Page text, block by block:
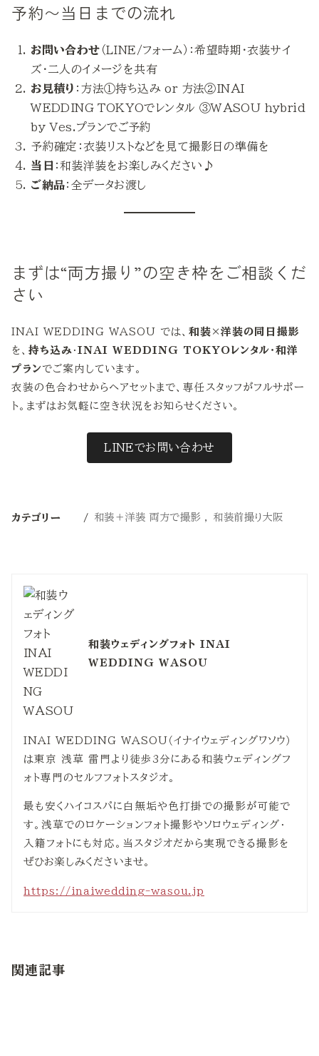
予約〜当日までの流れ
お問い合わせ （LINE/フォーム）：希望時期・衣装サイ
ズ・二人のイメージを共有
お見積り ：方法①持ち込み or 方法②INAI
WEDDING TOKYOでレンタル ③WASOU hybrid
by Ves.プランでご予約
予約確定：衣装リストなどを見て撮影日の準備を
当日 ：和装洋装をお楽しみください♪
ご納品：全データお渡し
まずは“両方撮り”の空き枠をご相談くだ
さい
INAI WEDDING WASOU では、 和装×洋装の同日撮影
を、 持ち込み ・ INAI WEDDING TOKYOレンタル・和洋
プラン でご案内しています。
衣装の色合わせからヘアセットまで、専任スタッフがフルサポー
ト。まずはお気軽に空き状況をお知らせください。
LINEでお問い合わせ
カテゴリー 和装＋洋装 両方で撮影 和装前撮り大阪
和装ウェディングフォト INAI
WEDDING WASOU
INAI WEDDING WASOU（イナイウェディングワソウ）
は東京 浅草 雷門より徒歩3分にある和装ウェディングフ
ォト専門のセルフフォトスタジオ。
最も安くハイコスパに白無垢や色打掛での撮影が可能で
す。浅草でのロケーションフォト撮影やソロウェディング・
入籍フォトにも対応。当スタジオだから実現できる撮影を
ぜひお楽しみくださいませ。
https://inaiwedding-wasou.jp
関連記事